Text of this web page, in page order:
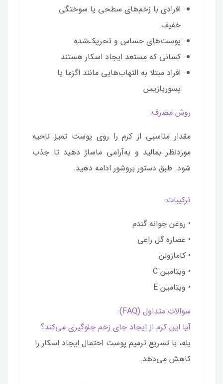
افرادی با زخم‌های سطحی یا سوختگی
خفیف
پوست‌های حساس و تحریک‌شده
کسانی که مستعد ایجاد اسکار هستند
افراد مبتلا به التهاب‌هایی مانند اگزما یا
پسوریازیس
روش مصرف:
مقدار مناسبی از کرم را روی پوست تمیز ناحیه
موردنظر بمالید و به‌آرامی ماساژ دهید تا جذب
شود. طبق دستور بروشور ادامه دهید.
ترکیبات:
• روغن جوانه گندم
• عصاره گل راعی
• کامازولن
• ویتامین C
• ویتامین E
سوالات متداول (FAQ):
آیا این کرم از ایجاد جای زخم جلوگیری می‌کند؟
بله، با تسریع ترمیم پوست احتمال ایجاد اسکار را
کاهش می‌دهد.